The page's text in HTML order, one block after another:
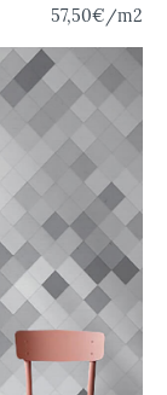
57,50€ /m2